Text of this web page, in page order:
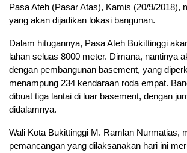
Pasa Ateh (Pasar Atas), Kamis (20/9/2018),
yang akan dijadikan lokasi bangunan.
Dalam hitugannya, Pasa Ateh Bukittinggi
lahan seluas 8000 meter. Dimana, nantinya
dengan pembangunan basement, yang
menampung 234 kendaraan roda empat.
dibuat tiga lantai di luar basement, dengan
didalamnya.
Wali Kota Bukittinggi M. Ramlan Nurmatias,
pemancangan yang dilaksanakan hari ini